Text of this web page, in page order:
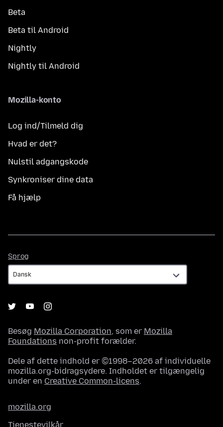
Beta
Beta til Android
Nightly
Nightly til Android
Mozilla-konto
Log ind/Tilmeld dig
Hvad er det?
Nulstil adgangskode
Synkroniser dine data
Få hjælp
Sprog
Besøg Mozilla Corporation, som er Mozilla
Foundations non-profit forælder.
Dele af dette indhold er ©1998–2026 af individuelle
mozilla.org-bidragsydere. Indholdet er tilgængelig
under en Creative Common-licens.
mozilla.org
Tjenestevilkår